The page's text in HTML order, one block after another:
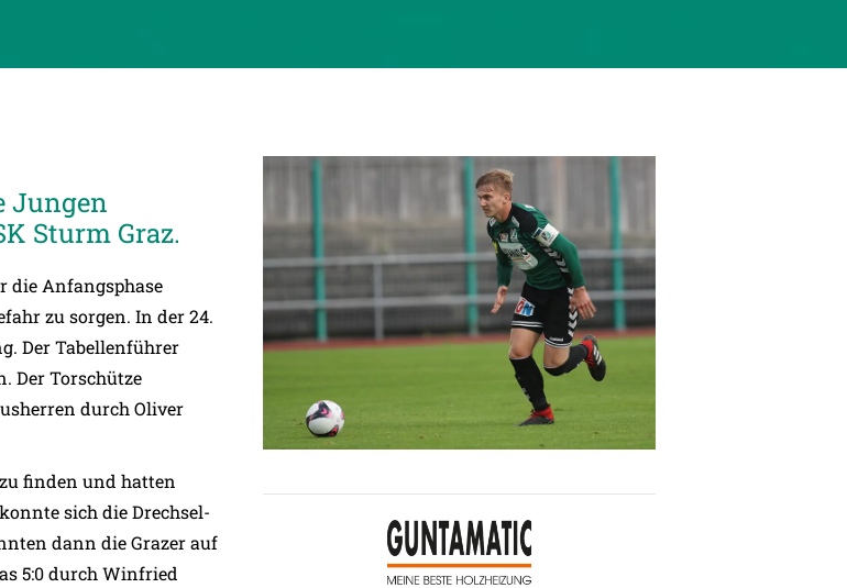
Jungen
Sturm Graz.
die Anfangsphase
zu sorgen. In der 24.
Der Tabellenführer
Der Torschütze
durch Oliver
finden und hatten
sich die Drechsel-
dann die Grazer auf
5:0 durch Winfried